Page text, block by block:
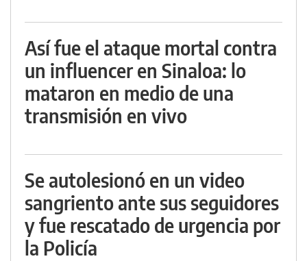
Así fue el ataque mortal contra
un influencer en Sinaloa: lo
mataron en medio de una
transmisión en vivo
Se autolesionó en un video
sangriento ante sus seguidores
y fue rescatado de urgencia por
la Policía